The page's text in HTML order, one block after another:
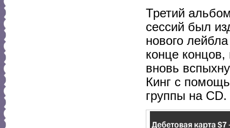
Третий
сессий был
нового
конце
вновь
Кинг с
группы на CD.